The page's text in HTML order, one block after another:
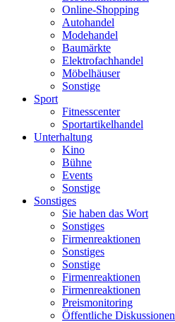
Online-Shopping
Autohandel
Modehandel
Baumärkte
Elektrofachhandel
Möbelhäuser
Sonstige
Sport
Fitnesscenter
Sportartikelhandel
Unterhaltung
Kino
Bühne
Events
Sonstige
Sonstiges
Sie haben das Wort
Sonstiges
Firmenreaktionen
Sonstiges
Sonstige
Firmenreaktionen
Firmenreaktionen
Preismonitoring
Öffentliche Diskussionen